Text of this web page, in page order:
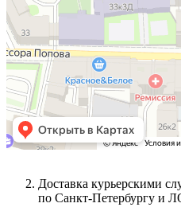
Доставка курьерскими
по Санкт-Петербургу и